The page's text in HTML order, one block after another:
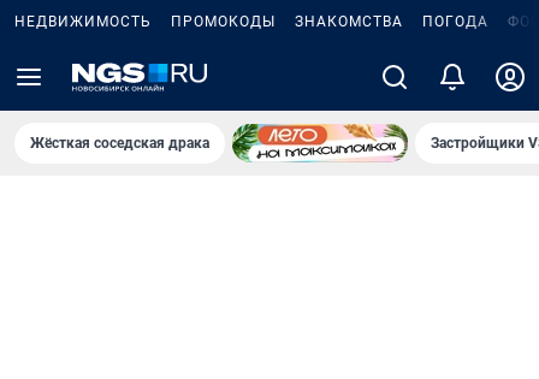
НЕДВИЖИМОСТЬ ПРОМОКОДЫ ЗНАКОМСТВА ПОГОДА
Жёсткая соседская драка Застройщики